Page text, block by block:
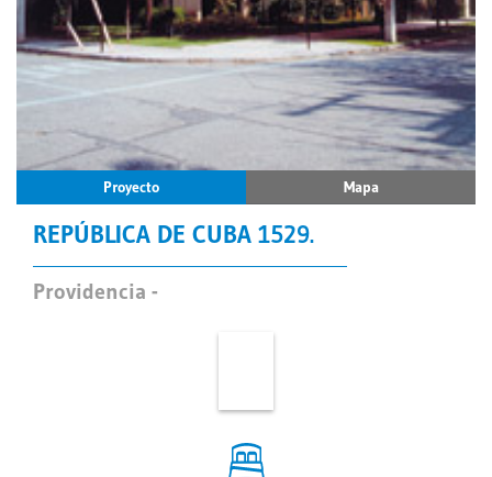
Proyecto Mapa
REPÚBLICA DE CUBA 1529.
Providencia -